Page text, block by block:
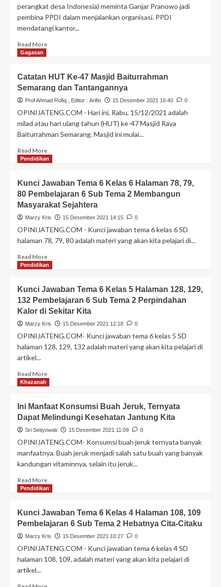
perangkat desa Indonesia) meminta Ganjar Pranowo jadi
pembina PPDI dalam menjalankan organisasi. PPDI
mendatangi kantor...
Read More
Gagasan
Catatan HUT Ke-47 Masjid Baiturrahman
Semarang dan Tantangannya
Prof Ahmad Rofiq , Editor : Arifin 15 Desember 2021 16:40 0
OPINIJATENG.COM - Hari ini, Rabu, 15/12/2021 adalah
milad atau hari ulang tahun (HUT) ke-47 Masjid Raya
Baiturrahman Semarang. Masjid ini mulai...
Read More
Pendidikan
Kunci Jawaban Tema 6 Kelas 6 Halaman 78, 79,
80 Pembelajaran 6 Sub Tema 2 Membangun
Masyarakat Sejahtera
Marzy Kris 15 Desember 2021 14:15 0
OPINIJATENG.COM - Kunci jawaban tema 6 kelas 6 SD
halaman 78, 79, 80 adalah materi yang akan kita pelajari di...
Read More
Pendidikan
Kunci Jawaban Tema 6 Kelas 5 Halaman 128, 129,
132 Pembelajaran 6 Sub Tema 2 Perpindahan
Kalor di Sekitar Kita
Marzy Kris 15 Desember 2021 12:18 0
OPINIJATENG.COM- Kunci jawaban tema 6 kelas 5 SD
halaman 128, 129, 132 adalah materi yang akan kita pelajari di
artikel...
Read More
Khazanah
Ini Manfaat Konsumsi Buah Jeruk, Ternyata
Dapat Melindungi Kesehatan Jantung Kita
Sri Setiyowati 15 Desember 2021 11:09 0
OPINIJATENG.COM- Konsumsi buah jeruk ternyata banyak
manfaatnya. Buah jeruk menjadi salah satu buah yang banyak
kandungan vitaminnya, selain itu jeruk...
Read More
Pendidikan
Kunci Jawaban Tema 6 Kelas 4 Halaman 108, 109
Pembelajaran 6 Sub Tema 2 Hebatnya Cita-Citaku
Marzy Kris 15 Desember 2021 10:27 0
OPINIJATENG.COM - Kunci jawaban tema 6 kelas 4 SD
halaman 108, 109, adalah materi yang akan kita pelajari di
artikel...